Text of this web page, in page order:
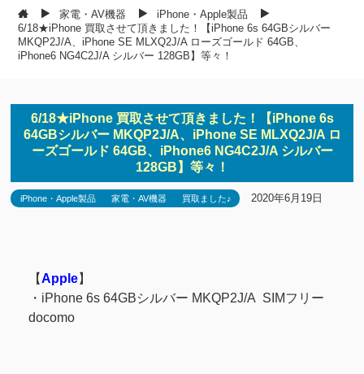
家電・AV機器
iPhone・Apple製品
6/18★iPhone 買取させて頂きました！【iPhone 6s 64GBシルバー
MKQP2J/A、iPhone SE MLXQ2J/A ローズゴールド 64GB、
iPhone6 NG4C2J/A シルバー 128GB】等々！
6/18★iPhone 買取させて頂きました！【iPhone 6s
64GBシルバー MKQP2J/A、iPhone SE MLXQ2J/A ロ
ーズゴールド 64GB、iPhone6 NG4C2J/A シルバー
128GB】等々！
iPhone・Apple製品 家電・AV機器 買取ました♪ 2020年6月19日
【Apple】
・iPhone 6s 64GBシルバー MKQP2J/A SIMフリー
docomo